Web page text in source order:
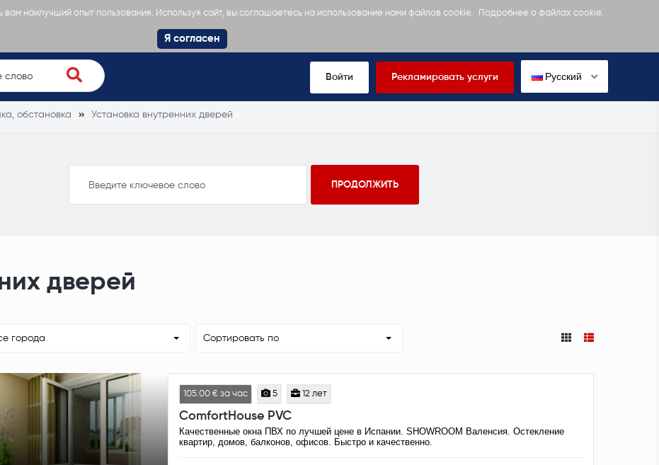
вам наилучший опыт пользования. Используя сайт, вы соглашаетесь на использование нами файлов cookie. Подробнее о файлах cookie.
Я согласен
Войти Рекламировать услуги Русский
обстановка Установка внутренних дверей
дверей
города Сортировать по
105.00 € за час 5 12 лет
ComfortHouse PVC
Качественные окна ПВХ по лучшей цене в Испании. SHOWROOM Валенсия. Остекление
квартир, домов, балконов, офисов. Быстро и качественно.